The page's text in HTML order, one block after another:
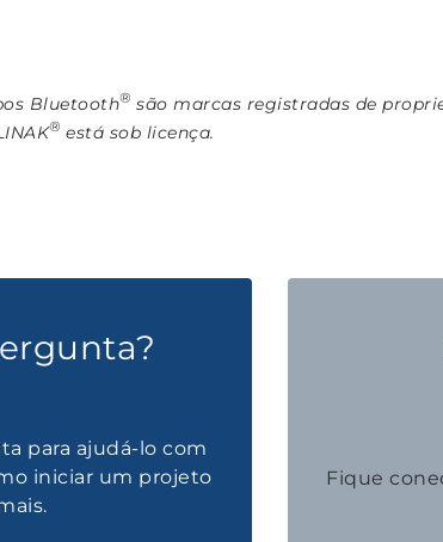
Bluetooth® são marcas registradas de
® está sob licença.
para ajudá-lo com
iniciar um projeto
Fique